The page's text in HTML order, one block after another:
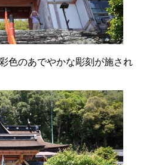
色のあでやかな彫刻が施され